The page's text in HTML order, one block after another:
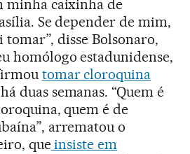
minha caixinha de
Se depender de mim,
tomar”, disse Bolsonaro,
homólogo estadunidense,
tomar cloroquina
duas semanas. “Quem é
quem é de
arrematou o
queinsiste em